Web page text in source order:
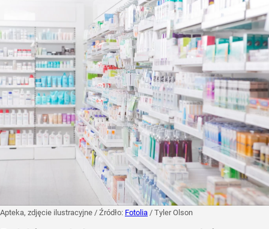
Apteka, zdjęcie ilustracyjne / Źródło: Fotolia / Tyler Olson